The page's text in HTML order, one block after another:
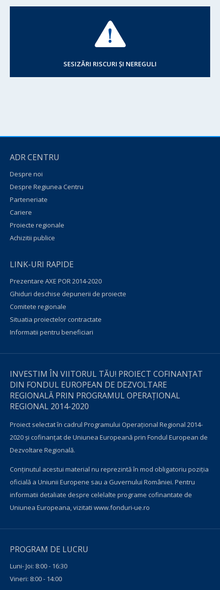
SESIZĂRI RISCURI ȘI NEREGULI
ADR CENTRU
Despre noi
Despre Regiunea Centru
Parteneriate
Cariere
Proiecte regionale
Achizitii publice
LINK-URI RAPIDE
Prezentare AXE POR 2014-2020
Ghiduri deschise depunerii de proiecte
Comitete regionale
Situatia proiectelor contractate
Informatii pentru beneficiari
INVESTIM ÎN VIITORUL TĂU! PROIECT COFINANȚAT
DIN FONDUL EUROPEAN DE DEZVOLTARE
REGIONALĂ PRIN PROGRAMUL OPERAŢIONAL
REGIONAL 2014-2020
Proiect selectat în cadrul Programului Operațional Regional 2014-
2020 și cofinanțat de Uniunea Europeană prin Fondul European de
Dezvoltare Regională.
Conţinutul acestui material nu reprezintă în mod obligatoriu poziţia
oficială a Uniunii Europene sau a Guvernului României. Pentru
informatii detaliate despre celelalte programe cofinantate de
Uniunea Europeana, vizitati www.fonduri-ue.ro
PROGRAM DE LUCRU
Luni- Joi: 8:00 - 16:30
Vineri: 8:00 - 14:00